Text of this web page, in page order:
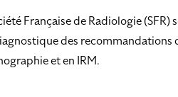
Française de Radiologie
des recommandations
et en IRM.